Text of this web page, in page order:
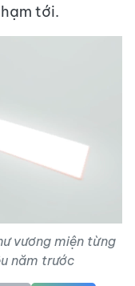
tới.
vương miện từng
năm trước